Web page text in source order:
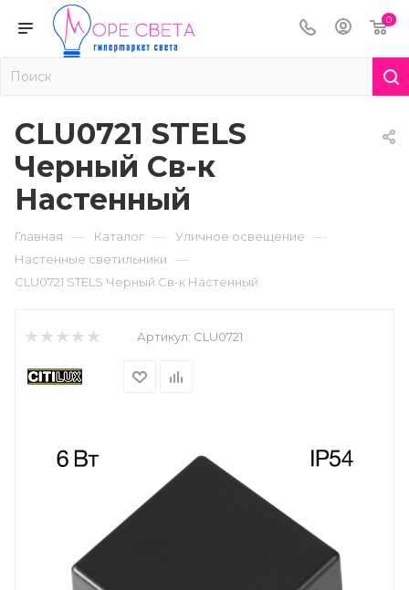
0
CLU0721 STELS
Черный Св-к
Настенный
Главная — Каталог — Уличное освещение —
Настенные светильники —
CLU0721 STELS Черный Св-к Настенный
Артикул: CLU0721